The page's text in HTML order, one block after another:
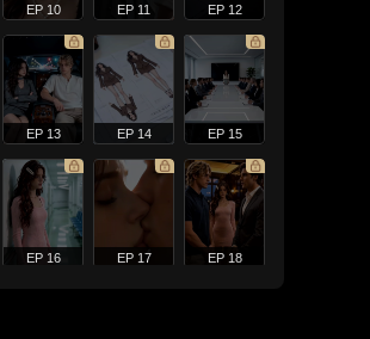
EP 10 EP 11 EP 12
EP 13 EP 14 EP 15
EP 16 EP 17 EP 18